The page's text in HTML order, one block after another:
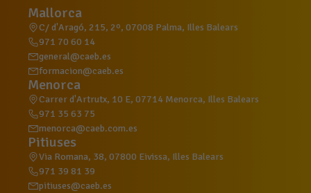
Mallorca
C/ d'Aragó, 215, 2º, 07008 Palma, Illes Balears
971 70 60 14
general@caeb.es
formacion@caeb.es
Menorca
Carrer d'Artrutx, 10 E, 07714 Menorca, Illes Balears
971 35 63 75
menorca@caeb.com.es
Pitiuses
Via Romana, 38, 07800 Eivissa, Illes Balears
971 39 81 39
pitiuses@caeb.es